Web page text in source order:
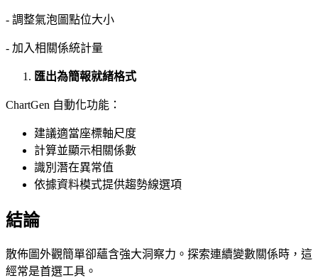
- 調整氣泡圖點位大小
- 加入相關係統計量
匯出為簡報就緒格式
ChartGen 自動化功能：
建議適當座標軸尺度
計算並顯示相關係數
識別潛在異常值
依據資料模式提供趨勢線選項
結論
散佈圖外觀簡單卻蘊含強大洞察力。探索連續變數關係時，這
經常是首選工具。